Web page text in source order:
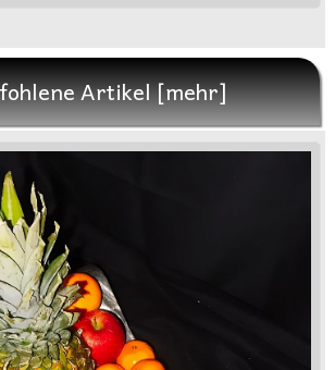
Artikel [mehr]